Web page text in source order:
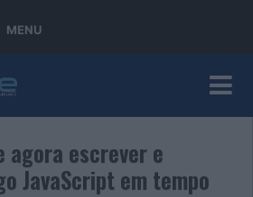
MENU
agora escrever e
JavaScript em tempo